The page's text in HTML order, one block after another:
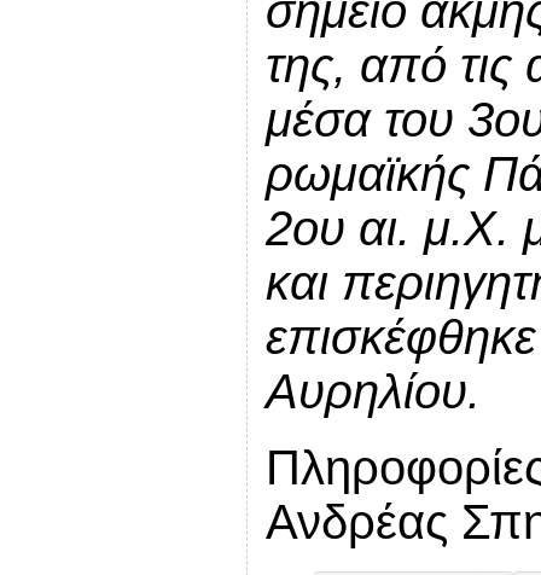
σημείο
της, από τις
μέσα του
ρωμαϊκής
2ου αι. μ.Χ.
και
Αυρηλίου.
Ανδρέας